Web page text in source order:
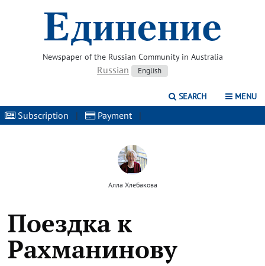
Newspaper of the Russian Community in Australia
Russian English
SEARCH MENU
Subscription | Payment |
Алла Хлебакова
Поездка к
Рахманинову